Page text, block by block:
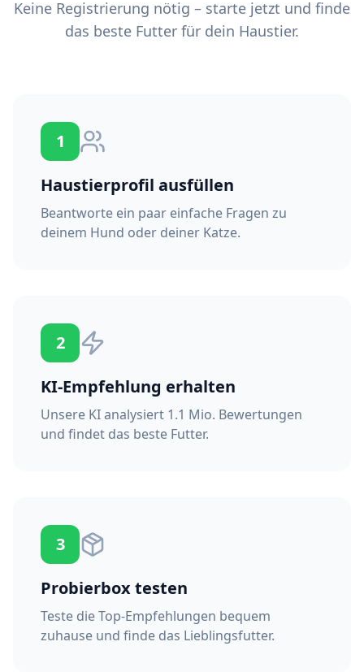
Keine Registrierung nötig – starte jetzt und finde
das beste Futter für dein Haustier.
1
Haustierprofil ausfüllen
Beantworte ein paar einfache Fragen zu
deinem Hund oder deiner Katze.
2
KI-Empfehlung erhalten
Unsere KI analysiert 1.1 Mio. Bewertungen
und findet das beste Futter.
3
Probierbox testen
Teste die Top-Empfehlungen bequem
zuhause und finde das Lieblingsfutter.